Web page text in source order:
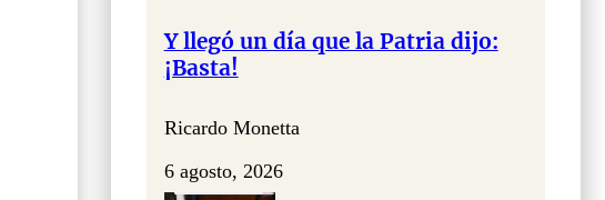
Y llegó un día que la Patria dijo:
¡Basta!
Ricardo Monetta
6 agosto, 2026